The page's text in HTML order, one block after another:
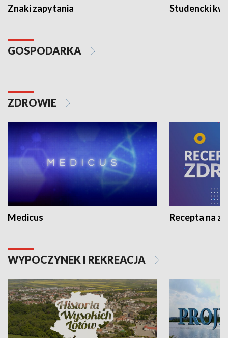
Znaki zapytania Studencki
GOSPODARKA
ZDROWIE
Medicus Recepta na
WYPOCZYNEK I REKREACJA